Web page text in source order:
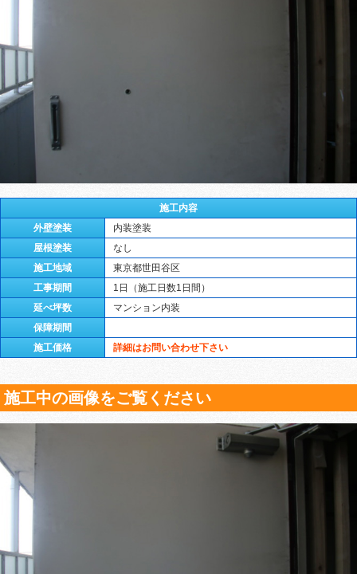
施工内容
外壁塗装
内装塗装
屋根塗装
なし
施工地域
東京都世田谷区
工事期間
1日（施工日数1日間）
延べ坪数
マンション内装
保障期間
施工価格
詳細はお問い合わせ下さい
施工中の画像をご覧ください